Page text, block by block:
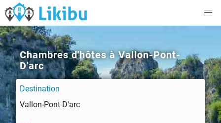
Chambres d'hôtes à Vallon-Pont-
D'arc
Destination